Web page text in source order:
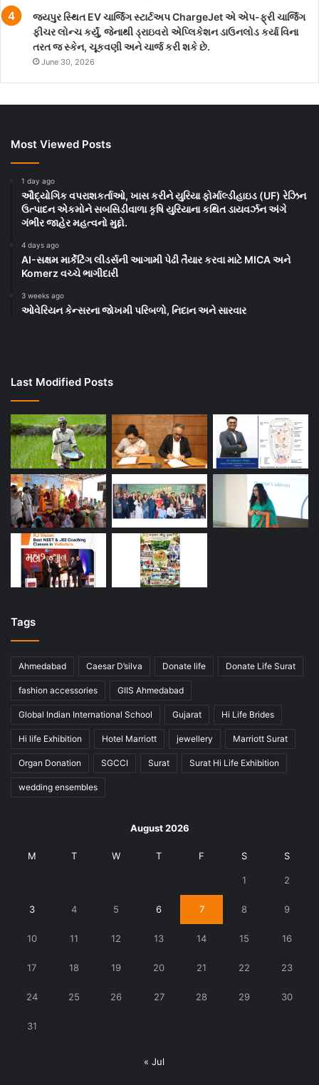
જયપુર સ્થિત EV ચાર્જિંગ સ્ટાર્ટઅપ ChargeJet એ એપ-ફ્રી ચાર્જિંગ
ફીચર લોન્ચ કર્યું, જેનાથી ડ્રાઇવરો એપ્લિકેશન ડાઉનલોડ કર્યા વિના
તરત જ સ્કેન, ચૂકવણી અને ચાર્જ કરી શકે છે.
June 30, 2026
Most Viewed Posts
1 day ago
ઔદ્યોગિક વપરાશકર્તાઓ, ખાસ કરીને યુરિયા ફોર્માલ્ડીહાઇડ (UF) રેઝિન
ઉત્પાદન એકમોને સબસિડીવાળા કૃષિ યુરિયાના કથિત ડાયવર્ઝન અંગે
ગંભીર જાહેર મહત્વનો મુદ્દો.
4 days ago
AI-સક્ષમ માર્કેટિંગ લીડર્સની આગામી પેઢી તૈયાર કરવા માટે MICA અને
Komerz વચ્ચે ભાગીદારી
3 weeks ago
ઓવેરિયન કેન્સરના જોખમી પરિબળો, નિદાન અને સારવાર
Last Modified Posts
Tags
Ahmedabad Caesar D’silva Donate life Donate Life Surat
fashion accessories GIIS Ahmedabad
Global Indian International School Gujarat Hi Life Brides
Hi life Exhibition Hotel Marriott jewellery Marriott Surat
Organ Donation SGCCI Surat Surat Hi Life Exhibition
wedding ensembles
August 2026
M T W T F S S
1 2
3 4 5 6 7 8 9
10 11 12 13 14 15 16
17 18 19 20 21 22 23
24 25 26 27 28 29 30
31
« Jul